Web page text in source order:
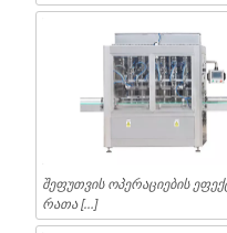
შეფუთვის ოპერაციების
რათა […]